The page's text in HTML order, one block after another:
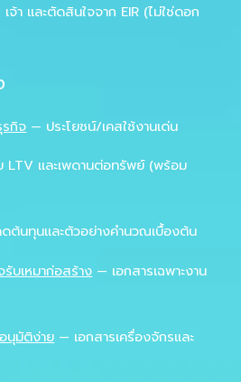
จ้า และตัดสินใจจาก EIR (ไม่ใช่ดอก
รกิจ — ประโยชน์/เคสใช้งานเด่น
LTV และเพดานต่อทรัพย์ (พร้อม
นทุนและตัวอย่างคำนวณเบื้องต้น
บเหมาก่อสร้าง — เอกสารเฉพาะงาน
นุมัติง่าย — เอกสารเครื่องจักรและ